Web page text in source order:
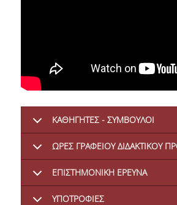
ΕΡΓΑΣΤΗΡΙΑΚΟ
ΜΗΤΡΩΟ ΓΝΩΣΤΙΚΩΝ
ΜΗΤΡΩΑ ΜΕΛΩΝ
ΥΠΟΨΗΦΙΟΙ ΦΟΙΤΗΤΕΣ
ΓΙΑΤΙ ΔΕΟΣ
ΚΑΘΗΓΗΤΕΣ - ΣΥΜΒΟΥΛΟΙ
ΩΡΕΣ ΓΡΑΦΕΙΟΥ ΔΙΔΑΚΤΙΚΟΥ
ΕΠΙΣΤΗΜΟΝΙΚΗ ΕΡΕΥΝΑ
ΥΠΟΤΡΟΦΙΕΣ